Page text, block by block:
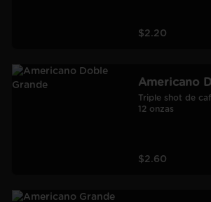
$2.20
Americano
Triple shot de
12 onzas
$2.60